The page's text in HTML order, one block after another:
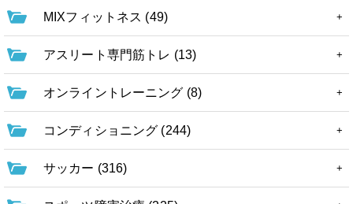
MIXフィットネス (49)
アスリート専門筋トレ (13)
オンライントレーニング (8)
コンディショニング (244)
サッカー (316)